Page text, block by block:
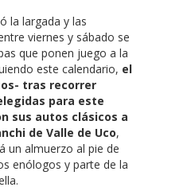
la largada y las
viernes y sábado se
que ponen juego a la
este calendario, el
tras recorrer
para este
sus autos clásicos a
de Valle de Uco,
un almuerzo al pie de
enólogos y parte de la